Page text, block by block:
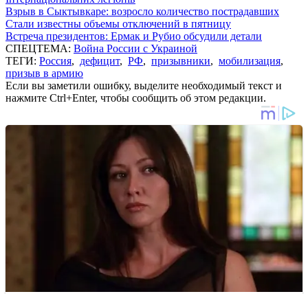
Взрыв в Сыктывкаре: возросло количество пострадавших
Стали известны объемы отключений в пятницу
Встреча президентов: Ермак и Рубио обсудили детали
СПЕЦТЕМА: Война России с Украиной
ТЕГИ: Россия, дефицит, РФ, призывники, мобилизация,
призыв в армию
Если вы заметили ошибку, выделите необходимый текст и
нажмите Ctrl+Enter, чтобы сообщить об этом редакции.